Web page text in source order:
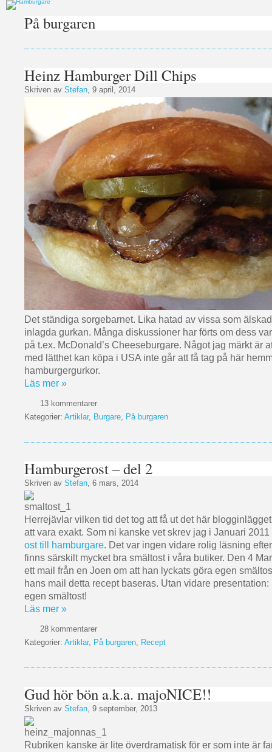
På burgaren
Heinz Hamburger Dill Chips
Skriven av Stefan, 9 april, 2014
Det ständiga sorgebarnet. Lika hatad av vissa som
inlagda gurkan. Många diskussioner har förts om dess
på t.ex. McDonald’s Cheeseburgare. Något jag märkt är
med lätthet kan köpa i USA inte går att få tag på här
hamburgergurkor.
Läs mer »
13 kommentarer
Kategorier: Artiklar, Burgare, På burgaren
Hamburgerost – del 2
Skriven av Stefan, 6 mars, 2014
Herrejävlar vilken tid det tog att få ut det här
att vara exakt. Som ni kanske vet skrev jag i Januari
ost till hamburgare. Det var ingen vidare rolig läsning
finns särskilt mycket bra smältost i våra butiker. Den 4
ett mail från en Joen om att han lyckats göra egen
hans mail detta recept baseras. Utan vidare presentation:
egen smältost!
Läs mer »
28 kommentarer
Kategorier: Artiklar, På burgaren, Recept
Gud hör bön a.k.a. majoNICE!!
Skriven av Stefan, 9 september, 2013
Rubriken kanske är lite överdramatisk för er som inte är